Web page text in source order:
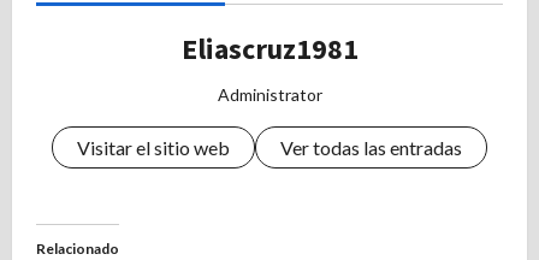
Eliascruz1981
Administrator
Visitar el sitio web Ver todas las entradas
Relacionado